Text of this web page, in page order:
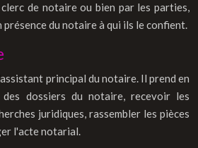
de notaire ou bien par les parties,
du notaire à qui ils le confient.
principal du notaire. Il prend en
dossiers du notaire, recevoir les
juridiques, rassembler les pièces
l'acte notarial.